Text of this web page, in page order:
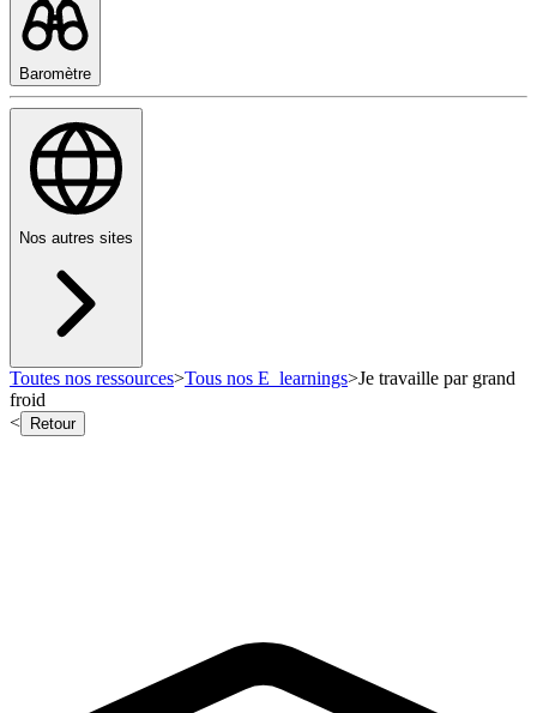
Baromètre
Nos autres sites
Toutes nos ressources>Tous nos E_learnings>Je travaille par grand
froid
<
Retour